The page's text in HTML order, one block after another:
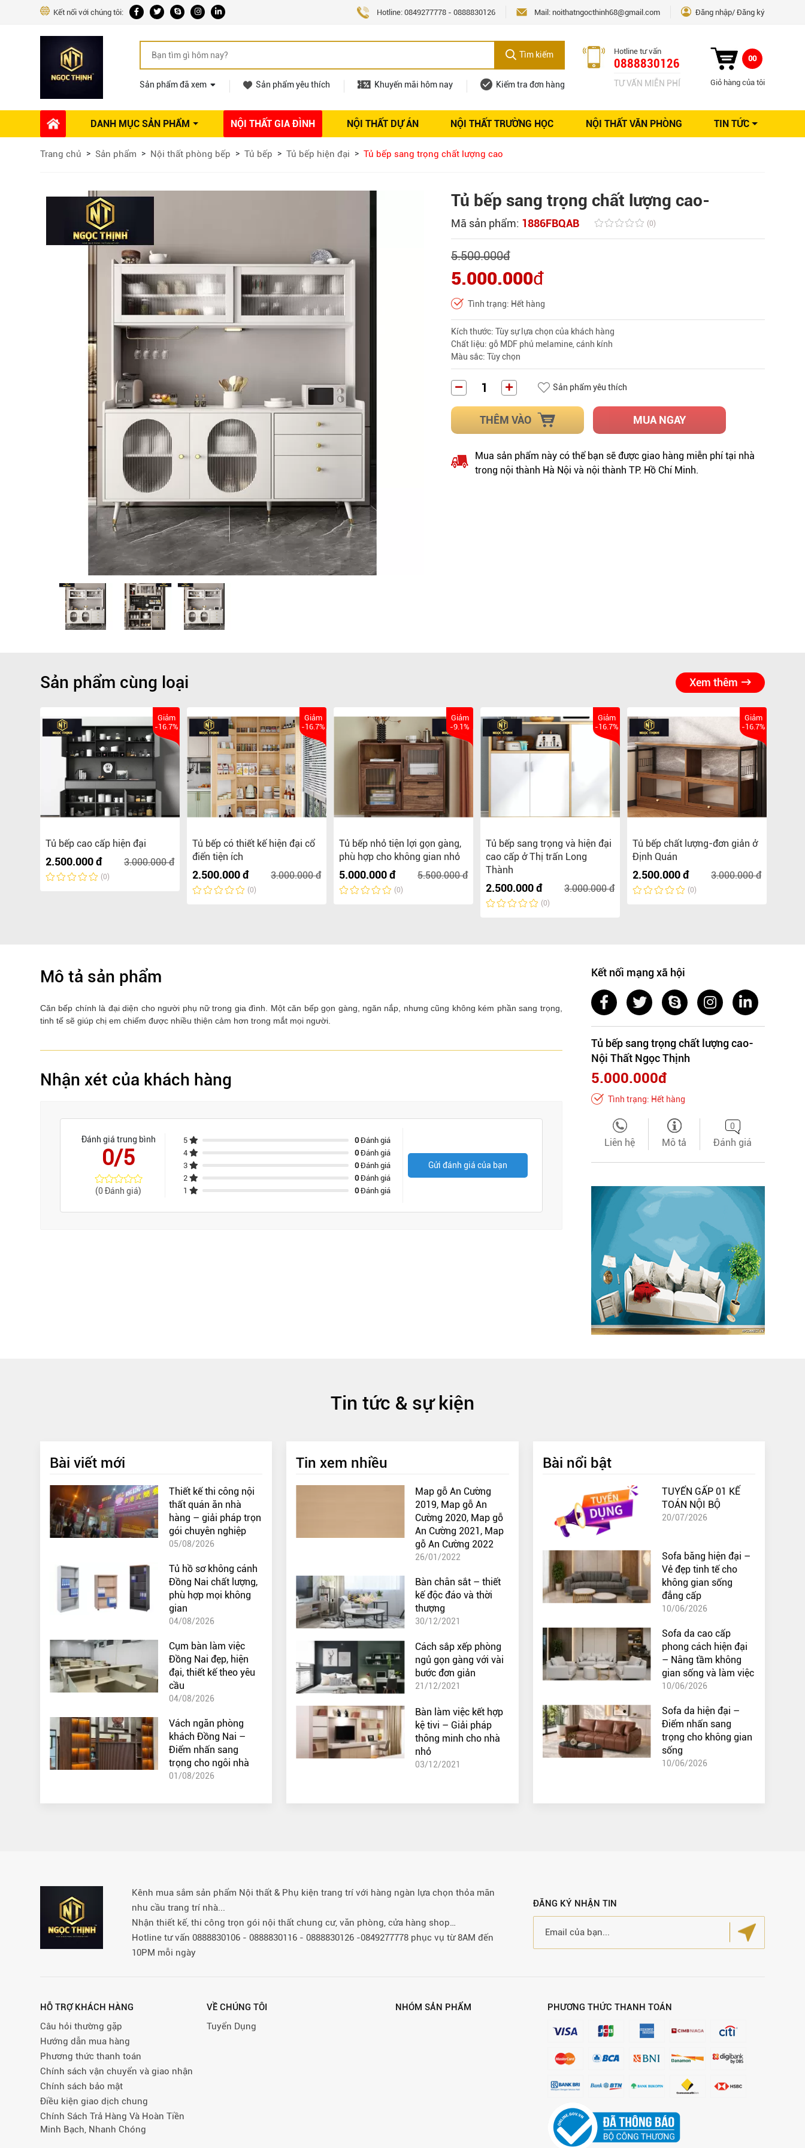
Kết nối với chúng tôi: Hotline: 0849277778 - 0888830126 Mail: noithatngocthinh68@gmail.com Đăng nhập Đăng ký
Tìm kiếm
Sản phẩm đã xem Sản phẩm yêu thích Khuyến mãi hôm nay Kiểm tra đơn hàng
Hotline tư vấn
0888830126
TƯ VẤN MIỄN PHÍ
00
Giỏ hàng của tôi
DANH MỤC SẢN PHẨM
Phụ kiện Nội thất
Ổ khóa tủ
Máy hút mùi
Vòi rửa nhà bếp
Phụ kiện tủ áo
Phụ kiện tủ bếp trên
Thùng đựng gạo
Bếp từ-Bếp hồng ngoại
Ray trượt – bản lề – tay nắm cửa
Phụ kiện tủ bếp dưới
Giá để bát đĩa đa năng
Giá để dao thớt
Kệ để chất tẩy rửa
Kệ gia vị
Kệ góc liên hoàn
NỘI THẤT GIA ĐÌNH NỘI THẤT DỰ ÁN NỘI THẤT TRƯỜNG HỌC NỘI THẤT VĂN PHÒNG TIN TỨC
Dự án thi công Báo giá Nội thất Tuyển dụng
Giải pháp thiết kế
Trang chủ Sản phẩm Nội thất phòng bếp Tủ bếp Tủ bếp hiện đại Tủ bếp sang trọng chất lượng cao
Tủ bếp sang trọng chất lượng cao-
Mã sản phẩm: 1886FBQAB (0)
5.500.000đ
5.000.000đ
Tình trạng: Hết hàng
Kích thước: Tùy sự lựa chọn của khách hàng
Chất liệu: gỗ MDF phủ melamine, cánh kính
Màu sắc: Tùy chọn
Sản phẩm yêu thích
THÊM VÀO MUA NGAY
Mua sản phẩm này có thể bạn sẽ được giao hàng miễn phí tại nhà
trong nội thành Hà Nội và nội thành TP. Hồ Chí Minh.
Sản phẩm cùng loại Xem thêm
Giảm
-16.7%
Tủ bếp cao cấp hiện đại
2.500.000 đ 3.000.000 đ
(0)
Giảm
-16.7%
Tủ bếp có thiết kế hiện đại cổ
điển tiện ích
2.500.000 đ 3.000.000 đ
(0)
Giảm
-9.1%
Tủ bếp nhỏ tiện lợi gọn gàng,
phù hợp cho không gian nhỏ
5.000.000 đ 5.500.000 đ
(0)
Giảm
-16.7%
Tủ bếp sang trọng và hiện đại
cao cấp ở Thị trấn Long
Thành
2.500.000 đ 3.000.000 đ
(0)
Giảm
-16.7%
Tủ bếp chất lượng-đơn giản ở
Định Quán
2.500.000 đ 3.000.000 đ
(0)
Mô tả sản phẩm
Căn bếp chính là đại diện cho người phụ nữ trong gia đình. Một căn bếp gọn gàng, ngăn nắp, nhưng cũng không kém phần sang trọng,
tinh tế sẽ giúp chị em chiếm được nhiều thiện cảm hơn trong mắt mọi người.
Nhận xét của khách hàng
Đánh giá trung bình
0/5
(0 Đánh giá)
5 0Đánh giá
4
0Đánh giá
3
0Đánh giá
2
0Đánh giá
1
0Đánh giá
Gửi đánh giá của bạn
Kết nối mạng xã hội
Tủ bếp sang trọng chất lượng cao-
Nội Thất Ngọc Thịnh
5.000.000đ
Tình trạng: Hết hàng
Liên hệ Mô tả
0
Đánh giá
Tin tức & sự kiện
Bài viết mới
Thiết kế thi công nội
thất quán ăn nhà
hàng – giải pháp trọn
gói chuyên nghiệp
05/08/2026
Tủ hồ sơ không cánh
Đồng Nai chất lượng,
phù hợp mọi không
gian
04/08/2026
Cụm bàn làm việc
Đồng Nai đẹp, hiện
đại, thiết kế theo yêu
cầu
04/08/2026
Vách ngăn phòng
khách Đồng Nai –
Điểm nhấn sang
trọng cho ngôi nhà
01/08/2026
Tin xem nhiều
Map gỗ An Cường
2019, Map gỗ An
Cường 2020, Map gỗ
An Cường 2021, Map
gỗ An Cường 2022
26/01/2022
Bàn chân sắt – thiết
kế độc đáo và thời
thượng
30/12/2021
Cách sắp xếp phòng
ngủ gọn gàng với vài
bước đơn giản
21/12/2021
Bàn làm việc kết hợp
kệ tivi – Giải pháp
thông minh cho nhà
nhỏ
03/12/2021
Bài nổi bật
TUYỂN GẤP 01 KẾ
TOÁN NỘI BỘ
20/07/2026
Sofa băng hiện đại –
Vẻ đẹp tinh tế cho
không gian sống
đẳng cấp
10/06/2026
Sofa da cao cấp
phong cách hiện đại
– Nâng tầm không
gian sống và làm việc
10/06/2026
Sofa da hiện đại –
Điểm nhấn sang
trọng cho không gian
sống
10/06/2026
Kênh mua sắm sản phẩm Nội thất & Phụ kiện trang trí với hàng ngàn lựa chọn thỏa mãn
nhu cầu trang trí nhà...
Nhận thiết kế, thi công trọn gói nội thất chung cư, văn phòng, cửa hàng shop…
Hotline tư vấn 0888830106 - 0888830116 - 0888830126 -0849277778 phục vụ từ 8AM đến
10PM mỗi ngày
ĐĂNG KÝ NHẬN TIN
HỖ TRỢ KHÁCH HÀNG
Câu hỏi thường gặp
Hướng dẫn mua hàng
Phương thức thanh toán
Chính sách vận chuyển và giao nhận
Chính sách bảo mật
Điều kiện giao dịch chung
Chính Sách Trả Hàng Và Hoàn Tiền
Minh Bạch, Nhanh Chóng
VỀ CHÚNG TÔI
Tuyển Dụng
NHÓM SẢN PHẨM PHƯƠNG THỨC THANH TOÁN